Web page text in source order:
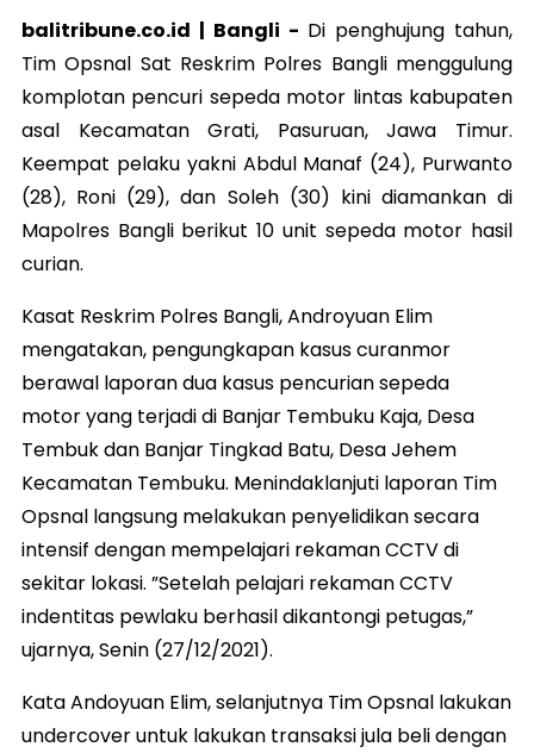
balitribune.co.id | Bangli - Di penghujung tahun,
Tim Opsnal Sat Reskrim Polres Bangli menggulung
komplotan pencuri sepeda motor lintas kabupaten
asal Kecamatan Grati, Pasuruan, Jawa Timur.
Keempat pelaku yakni Abdul Manaf (24), Purwanto
(28), Roni (29), dan Soleh (30) kini diamankan di
Mapolres Bangli berikut 10 unit sepeda motor hasil
curian.
Kasat Reskrim Polres Bangli, Androyuan Elim
mengatakan, pengungkapan kasus curanmor
berawal laporan dua kasus pencurian sepeda
motor yang terjadi di Banjar Tembuku Kaja, Desa
Tembuk dan Banjar Tingkad Batu, Desa Jehem
Kecamatan Tembuku. Menindaklanjuti laporan Tim
Opsnal langsung melakukan penyelidikan secara
intensif dengan mempelajari rekaman CCTV di
sekitar lokasi. ”Setelah pelajari rekaman CCTV
indentitas pewlaku berhasil dikantongi petugas,”
ujarnya, Senin (27/12/2021).
Kata Andoyuan Elim, selanjutnya Tim Opsnal lakukan
undercover untuk lakukan transaksi jula beli dengan